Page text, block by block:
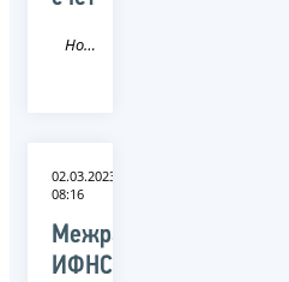
Новость
02.03.2023
08:16
Межрайонная
ИФНС